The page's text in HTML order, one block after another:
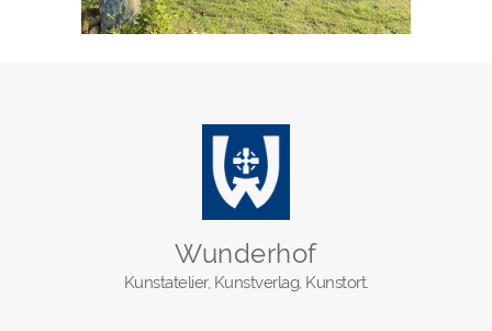
Wunderhof
Kunstatelier, Kunstverlag, Kunstort.